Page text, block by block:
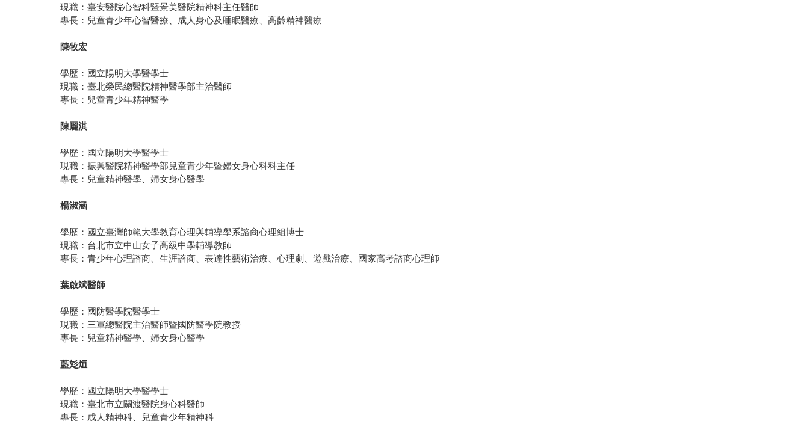
現職：臺安醫院心智科暨景美醫院精神科主任醫師
專長：兒童青少年心智醫療、成人身心及睡眠醫療、高齡精神醫療
陳牧宏
學歷：國立陽明大學醫學士
現職：臺北榮民總醫院精神醫學部主治醫師
專長：兒童青少年精神醫學
陳麗淇
學歷：國立陽明大學醫學士
現職：振興醫院精神醫學部兒童青少年暨婦女身心科科主任
專長：兒童精神醫學、婦女身心醫學
楊淑涵
學歷：國立臺灣師範大學教育心理與輔導學系諮商心理組博士
現職：台北市立中山女子高級中學輔導教師
專長：青少年心理諮商、生涯諮商、表達性藝術治療、心理劇、遊戲治療、國家高考諮商心理師
葉啟斌醫師
學歷：國防醫學院醫學士
現職：三軍總醫院主治醫師暨國防醫學院教授
專長：兒童精神醫學、婦女身心醫學
藍彣烜
學歷：國立陽明大學醫學士
現職：臺北市立關渡醫院身心科醫師
專長：成人精神科、兒童青少年精神科